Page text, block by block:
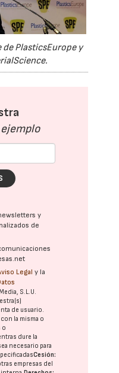
PlasticsEurope y
ejemplo
y
de
Legal y la
S.L.U.
de usuario.
la misma o
o
dure la
necesario para
Cesión:
empresas del